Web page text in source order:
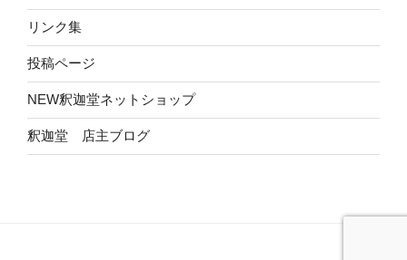
リンク集
投稿ページ
NEW釈迦堂ネットショップ
釈迦堂 店主ブログ